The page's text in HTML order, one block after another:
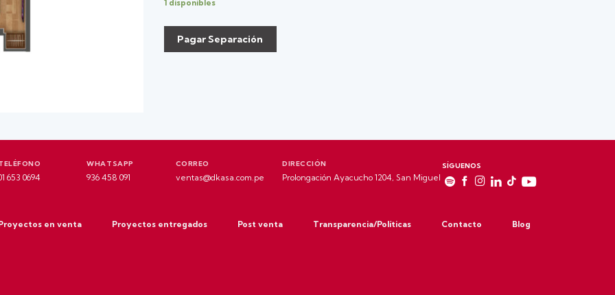
1 disponibles
Pagar Separación
653 0694
WHATSAPP
936 458 091
CORREO
ventas@dkasa.com.pe
DIRECCIÓN
Prolongación Ayacucho 1204, San Miguel
SÍGUENOS
en venta Proyectos entregados Post venta Transparencia/Políticas Contacto Blog